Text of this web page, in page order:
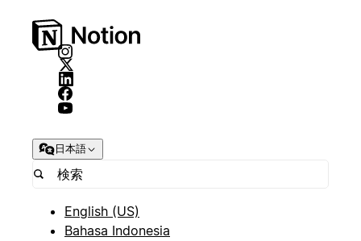
日本語
English (US)
Bahasa Indonesia